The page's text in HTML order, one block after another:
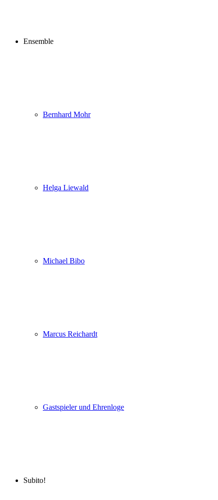
Ensemble
Bernhard Mohr
Helga Liewald
Michael Bibo
Marcus Reichardt
Gastspieler und Ehrenloge
Subito!